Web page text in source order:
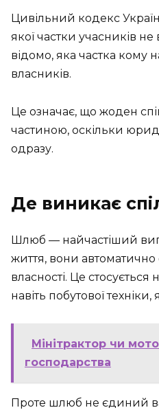
Цивільний кодекс
якої частки учасників не
відомо, яка частка кому
власників.
Це означає, що жоден
частиною, оскільки
одразу.
Де виникає
Шлюб — найчастіший
життя, вони автоматично
власності. Це
навіть побутової
Мінітрактор чи
господарства
Проте шлюб не єдиний